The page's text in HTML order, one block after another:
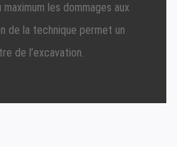
les dommages aux
de la technique permet un
de l’excavation.